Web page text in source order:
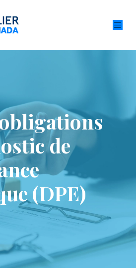
de
(DPE)